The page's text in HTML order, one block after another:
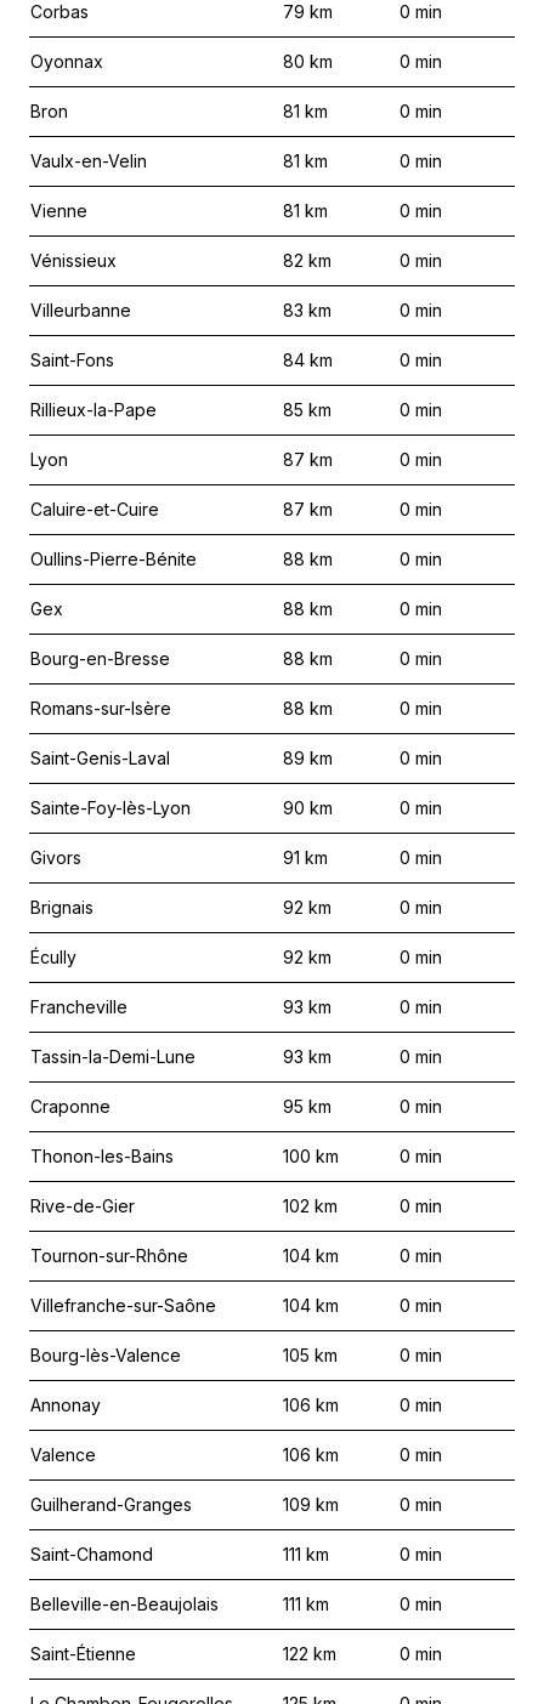
Corbas 79 km 0 min
Oyonnax 80 km 0 min
Bron 81 km 0 min
Vaulx-en-Velin 81 km 0 min
Vienne 81 km 0 min
Vénissieux 82 km 0 min
Villeurbanne 83 km 0 min
Saint-Fons 84 km 0 min
Rillieux-la-Pape 85 km 0 min
Lyon 87 km 0 min
Caluire-et-Cuire 87 km 0 min
Oullins-Pierre-Bénite 88 km 0 min
Gex 88 km 0 min
Bourg-en-Bresse 88 km 0 min
Romans-sur-Isère 88 km 0 min
Saint-Genis-Laval 89 km 0 min
Sainte-Foy-lès-Lyon 90 km 0 min
Givors 91 km 0 min
Brignais 92 km 0 min
Écully 92 km 0 min
Francheville 93 km 0 min
Tassin-la-Demi-Lune 93 km 0 min
Craponne 95 km 0 min
Thonon-les-Bains 100 km 0 min
Rive-de-Gier 102 km 0 min
Tournon-sur-Rhône 104 km 0 min
Villefranche-sur-Saône 104 km 0 min
Bourg-lès-Valence 105 km 0 min
Annonay 106 km 0 min
Valence 106 km 0 min
Guilherand-Granges 109 km 0 min
Saint-Chamond 111 km 0 min
Belleville-en-Beaujolais 111 km 0 min
Saint-Étienne 122 km 0 min